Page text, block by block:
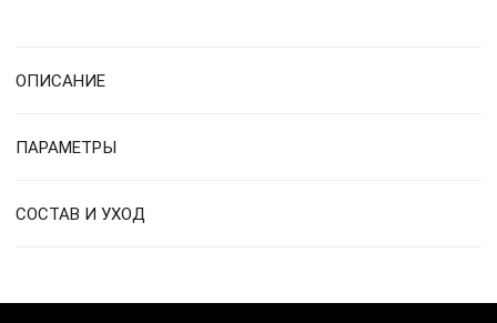
ОПИСАНИЕ
ПАРАМЕТРЫ
СОСТАВ И УХОД